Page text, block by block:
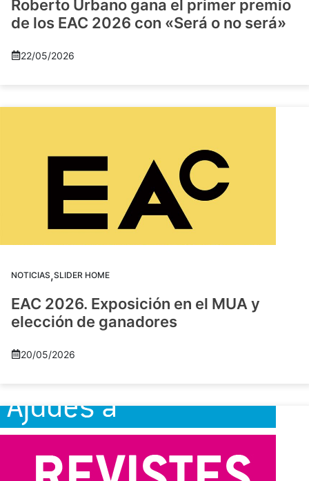
Roberto Urbano gana el primer premio
de los EAC 2026 con «Será o no será»
22/05/2026
NOTICIAS,SLIDER HOME
EAC 2026. Exposición en el MUA y
elección de ganadores
20/05/2026